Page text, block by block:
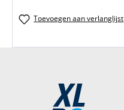
Toevoegen aan verlanglijst